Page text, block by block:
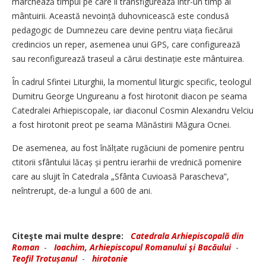
mântuirii. Această nevoință duhovnicească este condusă
pedagogic de Dumnezeu care devine pentru viața fiecărui
credincios un reper, asemenea unui GPS, care configurează
sau reconfigurează traseul a cărui destinație este mântuirea.
În cadrul Sfintei Liturghii, la momentul liturgic specific, teologul
Dumitru George Ungureanu a fost hirotonit diacon pe seama
Catedralei Arhiepiscopale, iar diaconul Cosmin Alexandru Velciu
a fost hirotonit preot pe seama Mănăstirii Măgura Ocnei.
De asemenea, au fost înălțate rugăciuni de pomenire pentru
ctitorii sfântului lăcaș și pentru ierarhii de vrednică pomenire
care au slujit în Catedrala „Sfânta Cuvioasă Parascheva”,
neîntrerupt, de-a lungul a 600 de ani.
Citeşte mai multe despre:
Catedrala Arhiepiscopală din
Roman - Ioachim, Arhiepiscopul Romanului şi Bacăului-
Teofil Trotușanul- hirotonie